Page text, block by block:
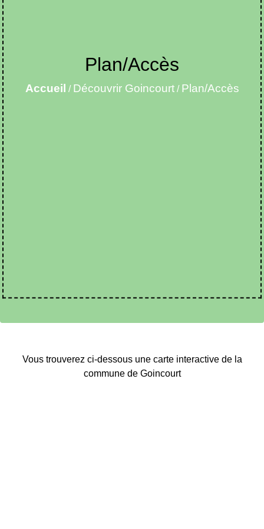
Plan/Accès
Accueil / Découvrir Goincourt/ Plan/Accès
Vous trouverez ci-dessous une carte interactive de la
commune de Goincourt